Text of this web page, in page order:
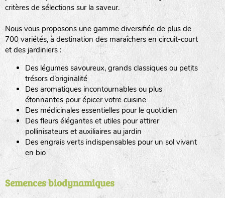
critères de sélections sur la saveur.
Nous vous proposons une gamme diversifiée de plus de
700 variétés, à destination des maraîchers en circuit-court
et des jardiniers :
Des légumes savoureux, grands classiques ou petits
trésors d’originalité
Des aromatiques incontournables ou plus
étonnantes pour épicer votre cuisine
Des médicinales essentielles pour le quotidien
Des fleurs élégantes et utiles pour attirer
pollinisateurs et auxiliaires au jardin
Des engrais verts indispensables pour un sol vivant
en bio
Semences biodynamiques
tas de compost
fleurs
animaux domestiques
animaux sauvages